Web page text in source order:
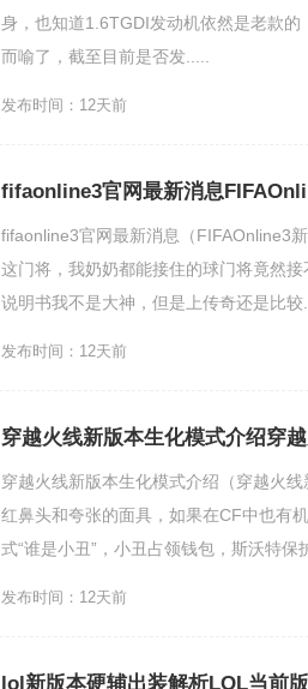
身，也知道1.6TGDI发动机依然是老款
而喻了，截至目前是否发.....
发布时间：12天前
fifaonline3官网最新消息
fifaonline3官网最新消息（FIFAOnline3
这门将，我奶奶都能接住的球门将竟然
说明书我不是大神，但是上传奇还是比较
发布时间：12天前
穿越火线新版本生化模式介绍穿
穿越火线新版本生化模式介绍（穿越火
红鼻头和夸张的面具，如果在CF中也有
式“谁是小丑”，小丑占领钱包，斯沃特保
发布时间：12天前
lol新版本硬辅出装解析LOL当前